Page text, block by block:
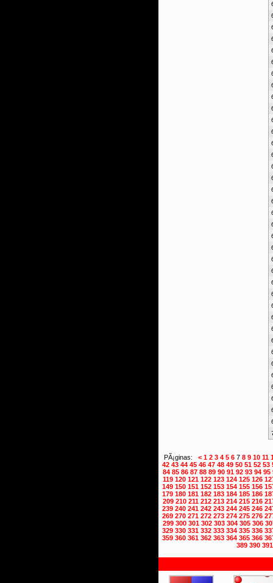
PÃ¡ginas: < 1 2 3 4 5 6 7 8 9 10 11
42 43 44 45 46 47 48 49 50 51 52 53
84 85 86 87 88 89 90 91 92 93 94 95
119 120 121 122 123 124 125 126
149 150 151 152 153 154 155 156
179 180 181 182 183 184 185 186
209 210 211 212 213 214 215 216
239 240 241 242 243 244 245 246
269 270 271 272 273 274 275 276
299 300 301 302 303 304 305 306
329 330 331 332 333 334 335 336
359 360 361 362 363 364 365 366
389 390 391